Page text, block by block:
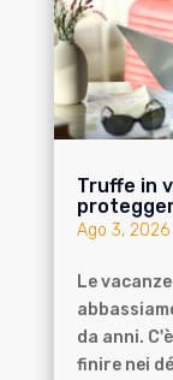
Truffe in
Ago 3, 2026|
Le
da anni.
finire nei